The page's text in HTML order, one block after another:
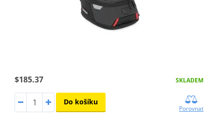
$185.37 SKLADEM
Do košíku
Porovnat